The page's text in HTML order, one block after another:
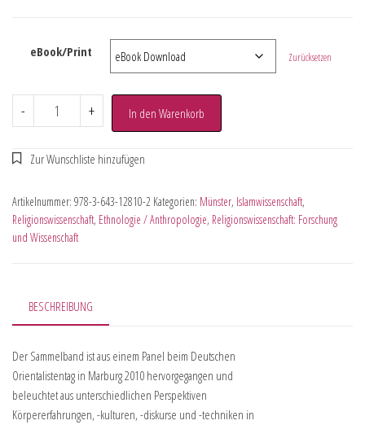
eBook/Print Zurücksetzen
- + In den Warenkorb
Artikelnummer: 978-3-643-12810-2 Kategorien: Münster, Islamwissenschaft,
Religionswissenschaft, Ethnologie / Anthropologie, Religionswissenschaft: Forschung
und Wissenschaft
BESCHREIBUNG
Der Sammelband ist aus einem Panel beim Deutschen
Orientalistentag in Marburg 2010 hervorgegangen und
beleuchtet aus unterschiedlichen Perspektiven
Körpererfahrungen, -kulturen, -diskurse und -techniken in